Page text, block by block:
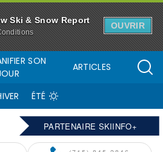
Ski & Snow Report
OUVRIR
SON
ARTICLES
ÉTÉ
PARTENAIRE SKIINFO+